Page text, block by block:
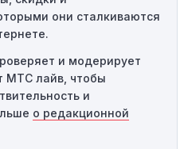
однократного
был использован кем-то
повторно.
они сталкиваются
и модерирует
МТС лайв, чтобы
и
о редакционной